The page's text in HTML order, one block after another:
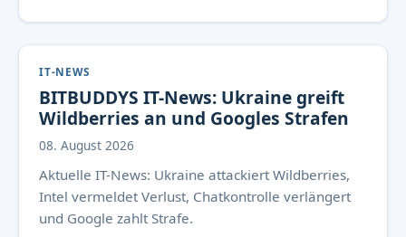
IT-NEWS
BITBUDDYS IT-News: Ukraine greift
Wildberries an und Googles Strafen
08. August 2026
Aktuelle IT-News: Ukraine attackiert Wildberries,
Intel vermeldet Verlust, Chatkontrolle verlängert
und Google zahlt Strafe.